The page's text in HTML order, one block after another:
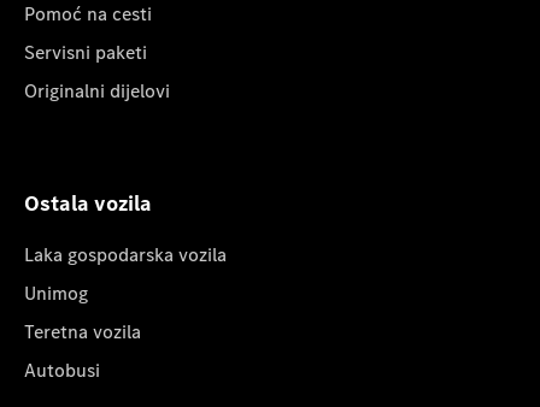
Pomoć na cesti
Servisni paketi
Originalni dijelovi
Ostala vozila
Laka gospodarska vozila
Unimog
Teretna vozila
Autobusi